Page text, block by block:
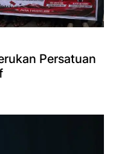
Persatuan